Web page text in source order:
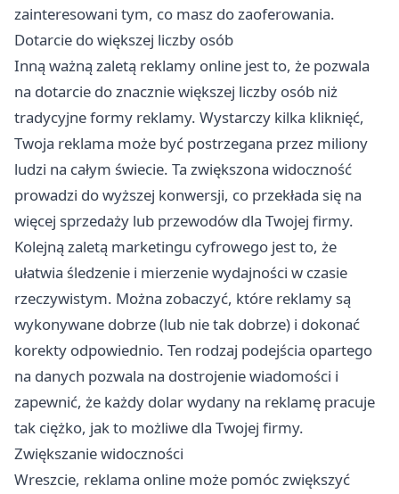
zainteresowani tym, co masz do zaoferowania.
Dotarcie do większej liczby osób
Inną ważną zaletą reklamy online jest to, że pozwala
na dotarcie do znacznie większej liczby osób niż
tradycyjne formy reklamy. Wystarczy kilka kliknięć,
Twoja reklama może być postrzegana przez miliony
ludzi na całym świecie. Ta zwiększona widoczność
prowadzi do wyższej konwersji, co przekłada się na
więcej sprzedaży lub przewodów dla Twojej firmy.
Kolejną zaletą marketingu cyfrowego jest to, że
ułatwia śledzenie i mierzenie wydajności w czasie
rzeczywistym. Można zobaczyć, które reklamy są
wykonywane dobrze (lub nie tak dobrze) i dokonać
korekty odpowiednio. Ten rodzaj podejścia opartego
na danych pozwala na dostrojenie wiadomości i
zapewnić, że każdy dolar wydany na reklamę pracuje
tak ciężko, jak to możliwe dla Twojej firmy.
Zwiększanie widoczności
Wreszcie, reklama online może pomóc zwiększyć